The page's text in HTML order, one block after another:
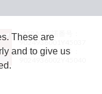
JASRAC許諾番号：
9024936001Y45037
JASRAC許諾番号：
These are
and to give us